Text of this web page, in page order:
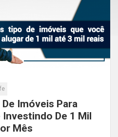
Imóveis Para
De 1 Mil
Mês